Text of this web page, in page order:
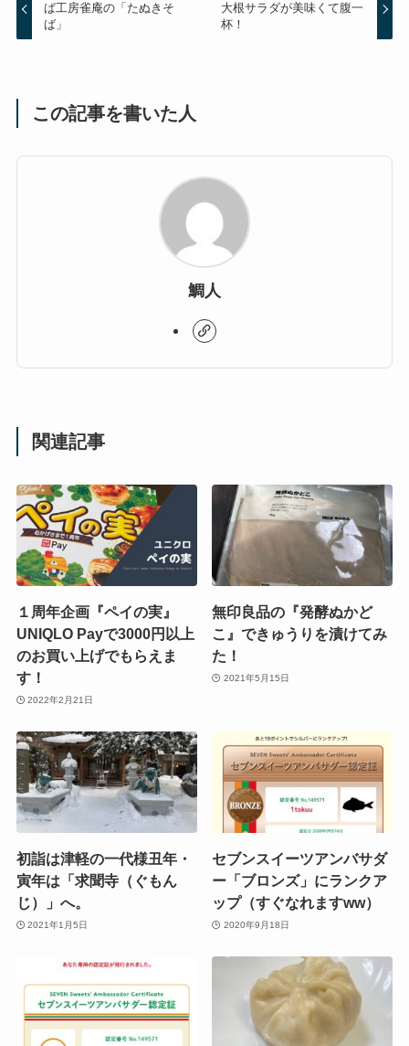
ば工房雀庵の「たぬきそ
ば」
大根サラダが美味くて腹一
杯！
この記事を書いた人
鯛人
関連記事
１周年企画『ペイの実』
UNIQLO Payで3000円以上
のお買い上げでもらえま
す！
2022年2月21日
無印良品の『発酵ぬかど
こ』できゅうりを漬けてみ
た！
2021年5月15日
初詣は津軽の一代様丑年・
寅年は「求聞寺（ぐもん
じ）」へ。
2021年1月5日
セブンスイーツアンバサダ
ー「ブロンズ」にランクア
ップ（すぐなれますww）
2020年9月18日